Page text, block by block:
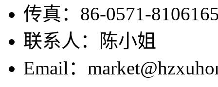
传真：86-0571-
联系人：陈小姐
Email：